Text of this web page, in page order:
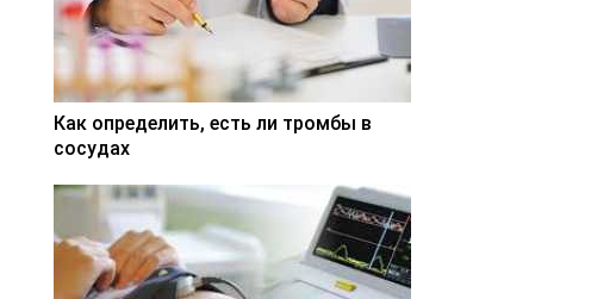
Как определить, есть ли тромбы в
сосудах